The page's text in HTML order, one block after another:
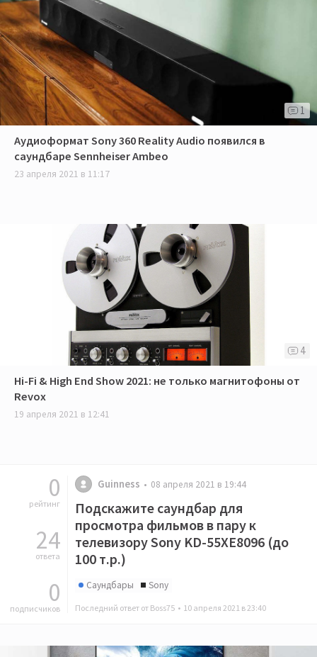
1
Аудиоформат Sony 360 Reality Audio появился в
саундбаре Sennheiser Ambeo
23 апреля 2021 в 11:17
4
Hi-Fi & High End Show 2021: не только магнитофоны от
Revox
19 апреля 2021 в 12:41
0
рейтинг
24
ответа
0
подписчиков
Guinness 08 апреля 2021 в 19:44
Подскажите саундбар для
просмотра фильмов в пару к
телевизору Sony KD-55XE8096 (до
100 т.р.)
Саундбары Sony
Последний ответ от Boss75 • 10 апреля 2021 в 23:40